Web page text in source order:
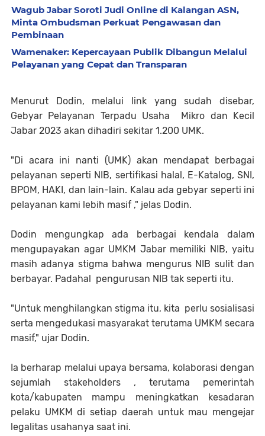
Wagub Jabar Soroti Judi Online di Kalangan ASN,
Minta Ombudsman Perkuat Pengawasan dan
Pembinaan
Wamenaker: Kepercayaan Publik Dibangun Melalui
Pelayanan yang Cepat dan Transparan
Menurut Dodin, melalui link yang sudah disebar,
Gebyar Pelayanan Terpadu Usaha Mikro dan Kecil
Jabar 2023 akan dihadiri sekitar 1.200 UMK.
"Di acara ini nanti (UMK) akan mendapat berbagai
pelayanan seperti NIB, sertifikasi halal, E-Katalog, SNI,
BPOM, HAKI, dan lain-lain. Kalau ada gebyar seperti ini
pelayanan kami lebih masif ," jelas Dodin.
Dodin mengungkap ada berbagai kendala dalam
mengupayakan agar UMKM Jabar memiliki NIB, yaitu
masih adanya stigma bahwa mengurus NIB sulit dan
berbayar. Padahal pengurusan NIB tak seperti itu.
"Untuk menghilangkan stigma itu, kita perlu sosialisasi
serta mengedukasi masyarakat terutama UMKM secara
masif," ujar Dodin.
Ia berharap melalui upaya bersama, kolaborasi dengan
sejumlah stakeholders , terutama pemerintah
kota/kabupaten mampu meningkatkan kesadaran
pelaku UMKM di setiap daerah untuk mau mengejar
legalitas usahanya saat ini.